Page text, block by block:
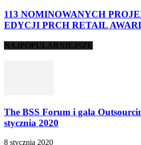
113 NOMINOWANYCH
EDYCJI PRCH RETAIL
NAJPOPULARNIEJSZE
The BSS Forum i gala
stycznia 2020
8 stycznia 2020